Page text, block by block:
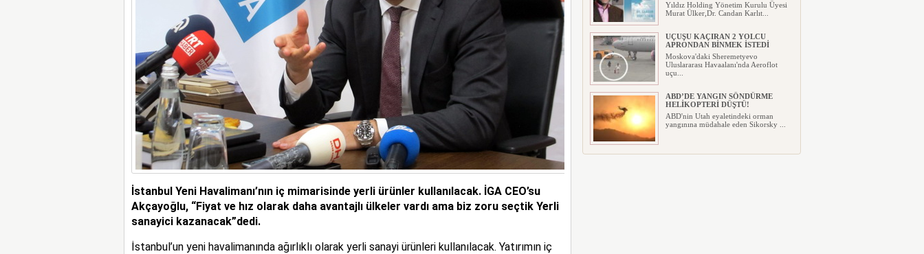
İstanbul Yeni Havalimanı’nın iç mimarisinde yerli ürünler kullanılacak. İGA CEO’su
Akçayoğlu, “Fiyat ve hız olarak daha avantajlı ülkeler vardı ama biz zoru seçtik Yerli
sanayici kazanacak”dedi.
İstanbul’un yeni havalimanında ağırlıklı olarak yerli sanayi ürünleri kullanılacak. Yatırımın iç
Yıldız Holding Yönetim Kurulu Üyesi
Murat Ülker,Dr. Candan Karlıt...
UÇUŞU KAÇIRAN 2 YOLCU
APRONDAN BİNMEK İSTEDİ
Moskova'daki Sheremetyevo
Uluslararası Havaalanı'nda Aeroflot
uçu...
ABD’DE YANGIN SÖNDÜRME
HELİKOPTERİ DÜŞTÜ!
ABD'nin Utah eyaletindeki orman
yangınına müdahale eden Sikorsky ...
TÜM PİLOTLARINI UYUŞTURUCU